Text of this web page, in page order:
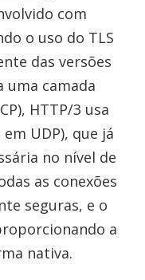
com
o uso do TLS
das versões
uma camada
HTTP/3 usa
UDP), que já
no nível de
as conexões
seguras, e o
a
nativa.